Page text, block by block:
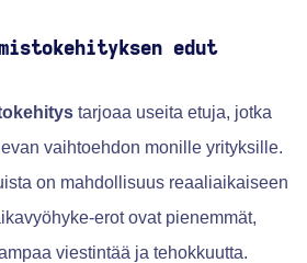
edut
tarjoaa useita etuja, jotka
vaihtoehdon monille yrityksille.
on mahdollisuus reaaliaikaiseen
erot ovat pienemmät,
viestintää ja tehokkuutta.